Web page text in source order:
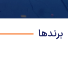
برندها